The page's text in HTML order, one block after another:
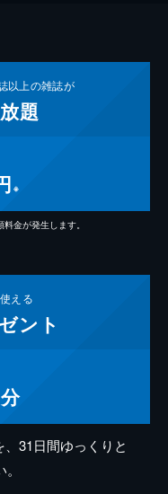
以上の雑誌が
題
※
金が発生します。
える
ント
31日間ゆっくりと